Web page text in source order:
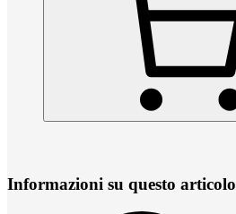
Informazioni su questo articolo